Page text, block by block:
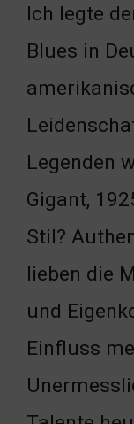
Ich legte
Blues in
Legenden
Gigant,
Stil?
lieben die
und
Einfluss